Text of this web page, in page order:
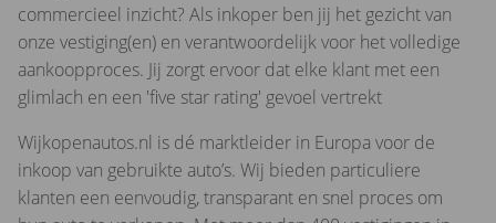
commercieel inzicht? Als inkoper ben jij het gezicht van
onze vestiging(en) en verantwoordelijk voor het volledige
aankoopproces. Jij zorgt ervoor dat elke klant met een
glimlach en een 'five star rating' gevoel vertrekt
Wijkopenautos.nl is dé marktleider in Europa voor de
inkoop van gebruikte auto’s. Wij bieden particuliere
klanten een eenvoudig, transparant en snel proces om